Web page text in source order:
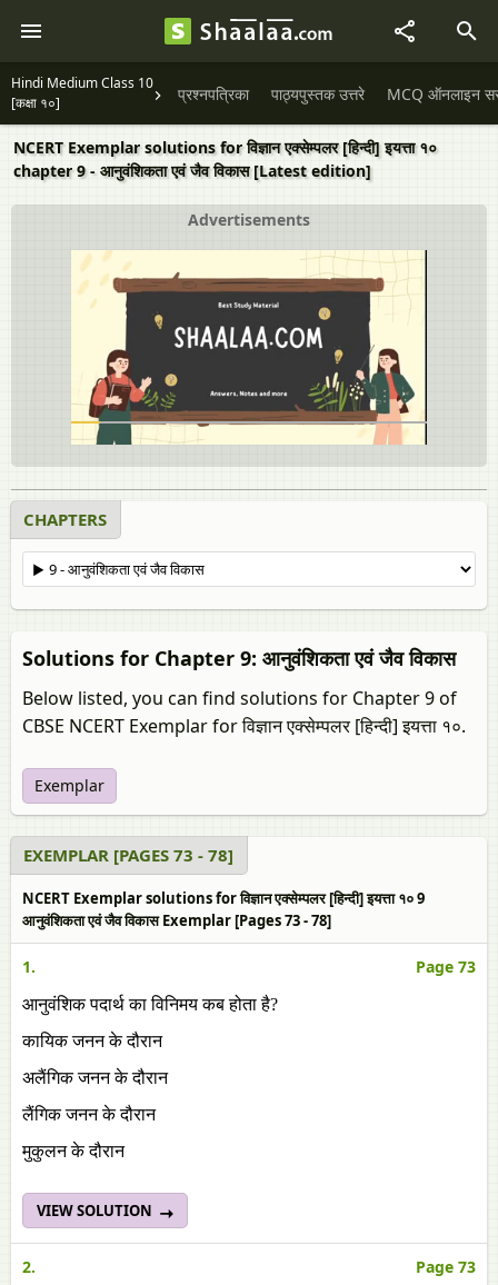
Hindi Medium Class 10
[कक्षा १०]
प्रश्नपत्रिका पाठ्यपुस्तक उत्तरे MCQ ऑनलाइन
NCERT Exemplar solutions for विज्ञान एक्सेम्पलर [हिन्दी] इयत्ता १०
chapter 9 - आनुवंशिकता एवं जैव विकास [Latest edition]
Advertisements
CHAPTERS
Solutions for Chapter 9: आनुवंशिकता एवं जैव विकास
Below listed, you can find solutions for Chapter 9 of
CBSE NCERT Exemplar for विज्ञान एक्सेम्पलर [हिन्दी] इयत्ता १०.
Exemplar
EXEMPLAR [PAGES 73 - 78]
NCERT Exemplar solutions for विज्ञान एक्सेम्पलर [हिन्दी] इयत्ता १० 9
आनुवंशिकता एवं जैव विकास Exemplar [Pages 73 - 78]
1. Page 73
आनुवंशिक पदार्थ का विनिमय कब होता है?
कायिक जनन के दौरान
अलैंगिक जनन के दौरान
लैंगिक जनन के दौरान
मुकुलन के दौरान
VIEW SOLUTION
2. Page 73